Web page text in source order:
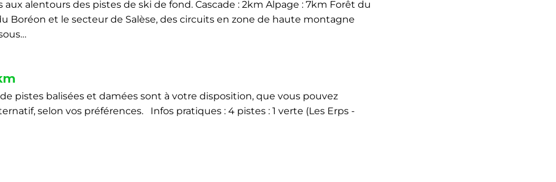
aux alentours des pistes de ski de fond. Cascade : 2km Alpage : 7km Forêt du
Boréon et le secteur de Salèse, des circuits en zone de haute montagne
pistes balisées et damées sont à votre disposition, que vous pouvez
selon vos préférences. Infos pratiques : 4 pistes : 1 verte (Les Erps -